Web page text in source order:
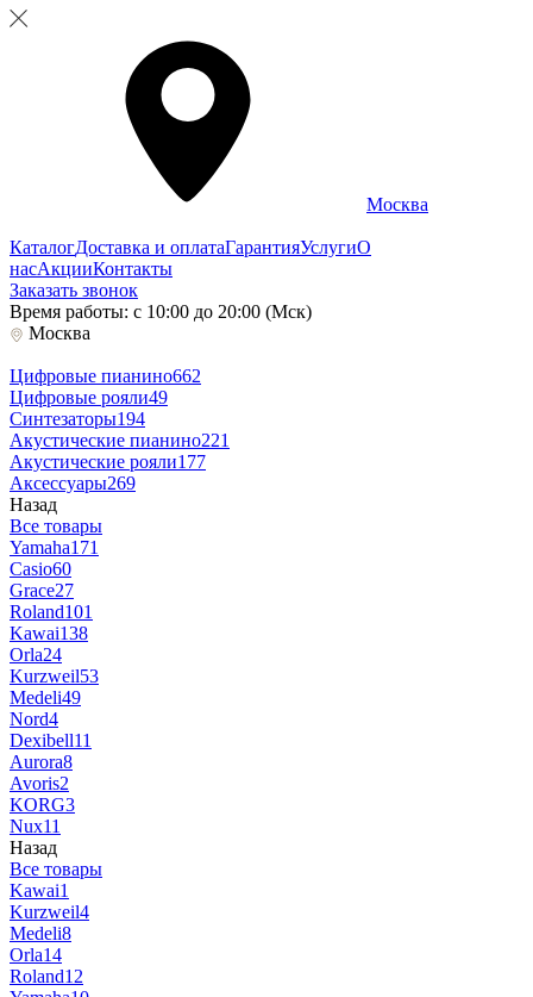
Москва
КаталогДоставка и оплатаГарантияУслугиО
насАкцииКонтакты
Заказать звонок
Время работы: с 10:00 до 20:00 (Мск)
Москва
Цифровые пианино662
Цифровые рояли49
Синтезаторы194
Акустические пианино221
Акустические рояли177
Аксессуары269
Назад
Все товары
Yamaha171
Casio60
Grace27
Roland101
Kawai138
Orla24
Kurzweil53
Medeli49
Nord4
Dexibell11
Aurora8
Avoris2
KORG3
Nux11
Назад
Все товары
Kawai1
Kurzweil4
Medeli8
Orla14
Roland12